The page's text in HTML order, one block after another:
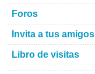
Foros
Invita a tus amigos
Libro de visitas